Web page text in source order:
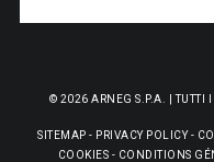
© 2026 ARNEG S.P.A. | TUTTI
SITEMAP - PRIVACY POLICY-
COOKIES - CONDITIONS